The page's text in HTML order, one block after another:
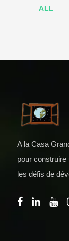
ALL
A la Casa
pour
les défis de